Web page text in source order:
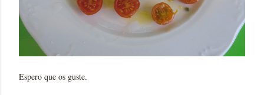
Espero que os guste.